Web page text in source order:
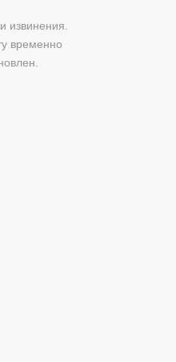
извинения.
временно